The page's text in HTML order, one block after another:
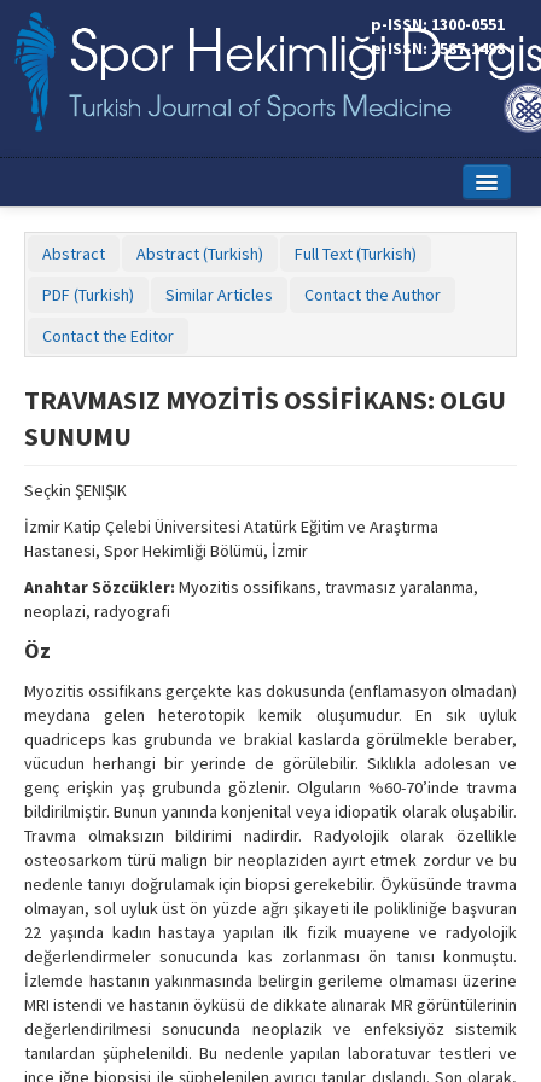
p-ISSN: 1300-0551
e-ISSN: 2587-1498
Editorial Board
Contact Us
Abstract Abstract (Turkish)
Full Text (Turkish)
PDF (Turkish)
Similar Articles
Contact the Author
Contact the Editor
TRAVMASIZ MYOZİTİS OSSİFİKANS: OLGU
SUNUMU
Seçkin ŞENIŞIK
İzmir Katip Çelebi Üniversitesi Atatürk Eğitim ve Araştırma
Hastanesi, Spor Hekimliği Bölümü, İzmir
Anahtar Sözcükler: Myozitis ossifikans, travmasız yaralanma,
neoplazi, radyografi
Öz
Myozitis ossifikans gerçekte kas dokusunda (enflamasyon olmadan)
meydana gelen heterotopik kemik oluşumudur. En sık uyluk
quadriceps kas grubunda ve brakial kaslarda görülmekle beraber,
vücudun herhangi bir yerinde de görülebilir. Sıklıkla adolesan ve
genç erişkin yaş grubunda gözlenir. Olguların %60-70’inde travma
bildirilmiştir. Bunun yanında konjenital veya idiopatik olarak oluşabilir.
Travma olmaksızın bildirimi nadirdir. Radyolojik olarak özellikle
osteosarkom türü malign bir neoplaziden ayırt etmek zordur ve bu
nedenle tanıyı doğrulamak için biopsi gerekebilir. Öyküsünde travma
olmayan, sol uyluk üst ön yüzde ağrı şikayeti ile polikliniğe başvuran
22 yaşında kadın hastaya yapılan ilk fizik muayene ve radyolojik
değerlendirmeler sonucunda kas zorlanması ön tanısı konmuştu.
İzlemde hastanın yakınmasında belirgin gerileme olmaması üzerine
MRI istendi ve hastanın öyküsü de dikkate alınarak MR görüntülerinin
değerlendirilmesi sonucunda neoplazik ve enfeksiyöz sistemik
tanılardan şüphelenildi. Bu nedenle yapılan laboratuvar testleri ve
ince iğne biopsisi ile şüphelenilen ayırıcı tanılar dışlandı. Son olarak,